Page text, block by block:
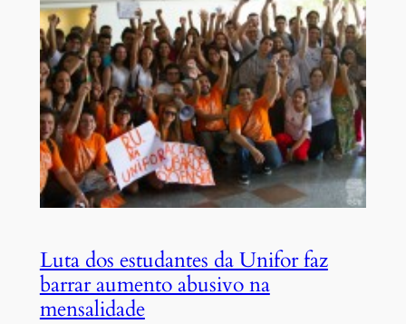
Luta dos estudantes da Unifor faz
barrar aumento abusivo na
mensalidade